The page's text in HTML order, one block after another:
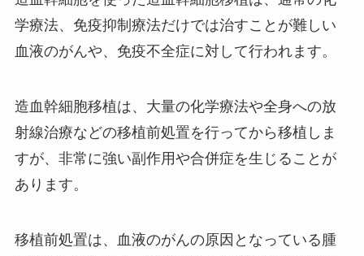
学療法、免疫抑制療法だけでは治すことが難しい
血液のがんや、免疫不全症に対して行われます。
造血幹細胞移植は、大量の化学療法や全身への放
射線治療などの移植前処置を行ってから移植しま
すが、非常に強い副作用や合併症を生じることが
あります。
移植前処置は、血液のがんの原因となっている腫